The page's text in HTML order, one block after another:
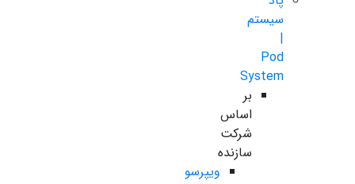
سیستم
|
Pod
System
بر
اساس
شرکت
سازنده
ویپرسو